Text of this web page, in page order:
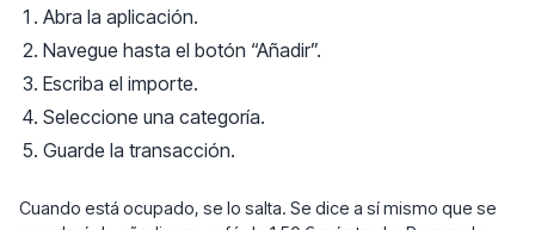
Abra la aplicación.
Navegue hasta el botón “Añadir”.
Escriba el importe.
Seleccione una categoría.
Guarde la transacción.
Cuando está ocupado, se lo salta. Se dice a sí mismo que se